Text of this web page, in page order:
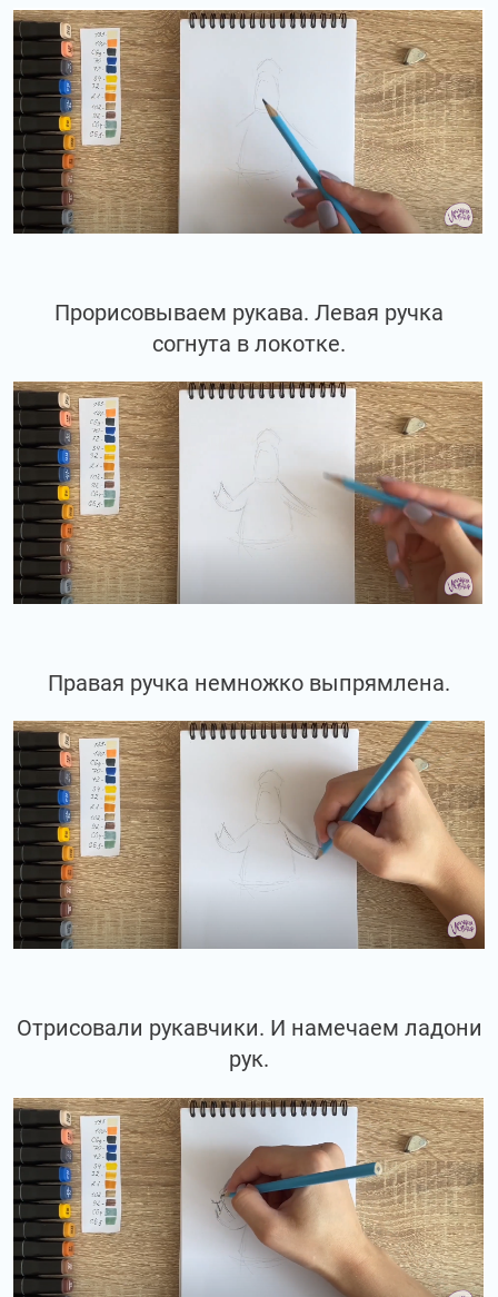
Прорисовываем рукава. Левая ручка
согнута в локотке.
Правая ручка немножко выпрямлена.
Отрисовали рукавчики. И намечаем ладони
рук.